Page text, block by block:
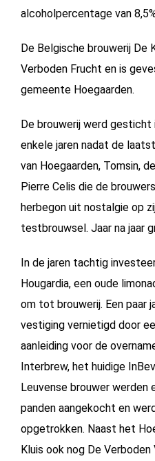
alcoholpercentage van
De Belgische brouwerij De
Verboden Frucht en is
gemeente Hoegaarden.
De brouwerij werd gesticht
enkele jaren nadat de
van Hoegaarden, Tomsin,
Pierre Celis die de
herbegon uit nostalgie op
testbrouwsel. Jaar na jaar
In de jaren tachtig
Hougardia, een oude
om tot brouwerij. Een paar
vestiging vernietigd door
aanleiding voor de
Interbrew, het huidige
Leuvense brouwer werden
panden aangekocht en
opgetrokken. Naast het
Kluis ook nog De Verboden